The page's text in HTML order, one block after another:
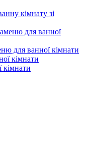
кімнату зі
для ванної
для ванної кімнати
кімнати
кімнати